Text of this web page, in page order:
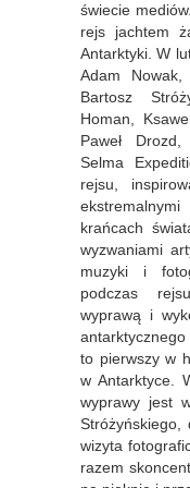
świecie medió
rejs jachtem
Antarktyki. W
Adam Nowak,
Bartosz
Homan,
Paweł Drozd,
Selma
rejsu,
krańcach
wyzwaniami
muzyki i
podczas
wyprawą i
to pierwszy w
w Antarktyce.
wyprawy jest
Stróżyńskiego,
wizyta
razem